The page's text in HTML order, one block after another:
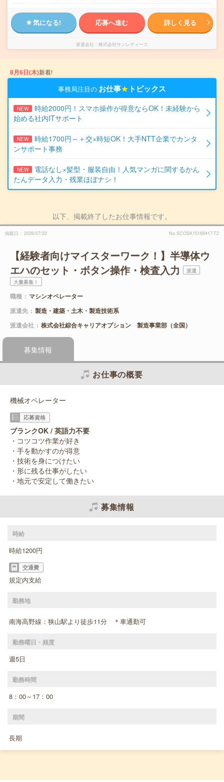
気になる! 応募へ進む 詳しく見る
派遣会社 株式会社サンレディース
8月6日(木)新着!
事務局注目の お仕事★ トピックス
NEW
時給2000円！スマホ操作が得意ならOK！未経験から
始める社内ITサポート
NEW
時給1700円～＋交×時短OK！大手NTT企業でカンタ
ンサポート事務
NEW
電話なし×髪型・服装自由！人気マンガに関するかん
たんデータ入力・残業ほぼナシ！
以下、掲載終了したお仕事情報です。
掲載日 2026/07/22 No.SCOSK15169417-T2
【経験者向けマイスターワーク！】半導体ウ
エハのセット・ボタン操作・検査入力
派遣
大量募集！
職種
マシンオペレーター
派遣先
製造・建築・土木・製造技術系
派遣会社
株式会社綜合キャリアオプション 製造事業部（全国）
募集情報
お仕事の概要
機械オペレーター
応募資格
ブランクOK / 英語力不要
・コツコツ作業が好き
・手を動かすのが得意
・技術を身につけたい
・形に残る仕事がしたい
・地元で安定して働きたい
募集情報
時給
時給1200円
交通費
規定内支給
勤務地
南海高野線：狭山駅より徒歩11分 ＊車通勤可
勤務曜日・頻度
週5日
勤務時間
8：00～17：00
期間
長期